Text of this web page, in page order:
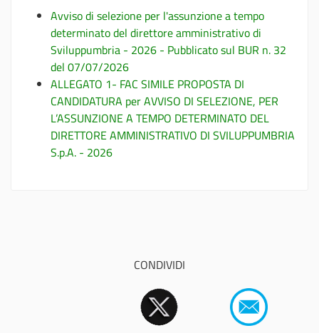
Avviso di selezione per l'assunzione a tempo
determinato del direttore amministrativo di
Sviluppumbria - 2026 - Pubblicato sul BUR n. 32
del 07/07/2026
ALLEGATO 1- FAC SIMILE PROPOSTA DI
CANDIDATURA per AVVISO DI SELEZIONE, PER
L’ASSUNZIONE A TEMPO DETERMINATO DEL
DIRETTORE AMMINISTRATIVO DI SVILUPPUMBRIA
S.p.A. - 2026
CONDIVIDI